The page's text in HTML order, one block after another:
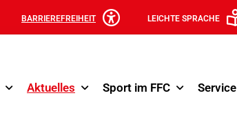
BARRIEREFREIHEIT LEICHTE SPRACHE
Aktuelles Sport im FFC Service